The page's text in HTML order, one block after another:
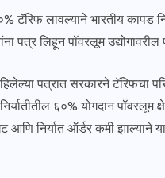
टॅरिफ लावल्याने भारतीय कापड
पत्र लिहून पॉवरलूम
पत्रात सरकारने टॅरिफचा
निर्यातीतील ६०% योगदान
आणि निर्यात ऑर्डर कमी झाल्याने